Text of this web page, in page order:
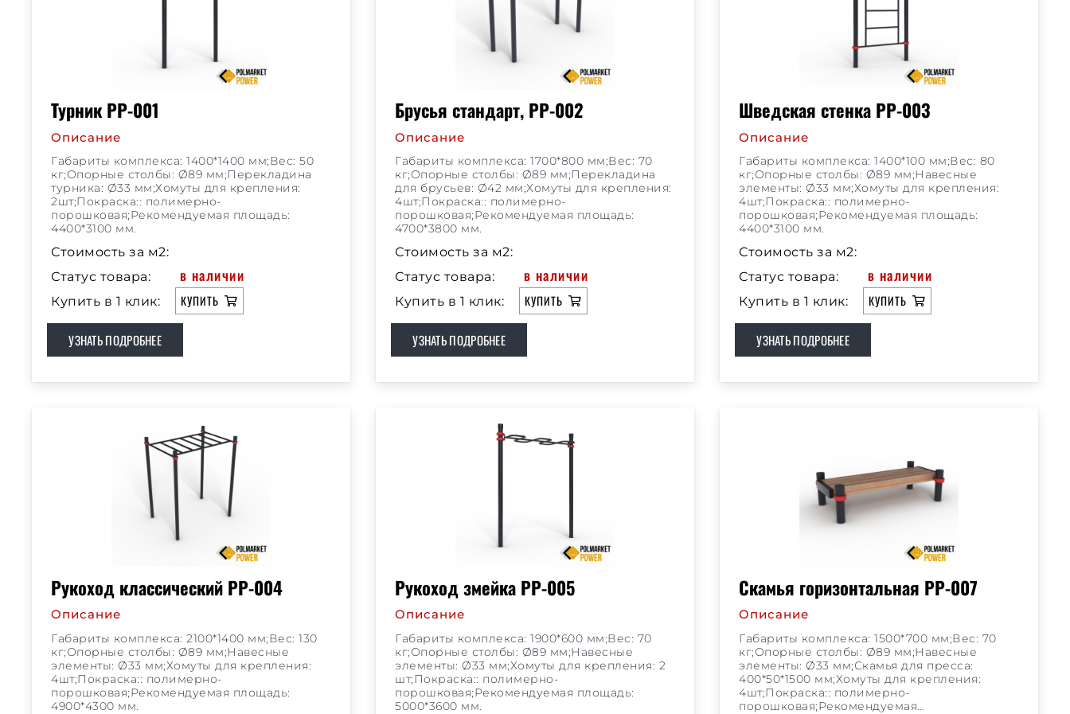
Турник РР-001
Описание
Габариты комплекса: 1400*1400 мм;Вес: 50
кг;Опорные столбы: Ø89 мм;Перекладина
турника: Ø33 мм;Хомуты для крепления:
2шт;Покраска:: полимерно-
порошковая;Рекомендуемая площадь:
4400*3100 мм.
Стоимость за м2:
Статус товара:
в наличии
Купить в 1 клик: КУПИТЬ
УЗНАТЬ ПОДРОБНЕЕ
Брусья стандарт, РР-002
Описание
Габариты комплекса: 1700*800 мм;Вес: 70
кг;Опорные столбы: Ø89 мм;Перекладина
для брусьев: Ø42 мм;Хомуты для крепления:
4шт;Покраска:: полимерно-
порошковая;Рекомендуемая площадь:
4700*3800 мм.
Стоимость за м2:
Статус товара:
в наличии
Купить в 1 клик: КУПИТЬ
УЗНАТЬ ПОДРОБНЕЕ
Шведская стенка РР-003
Описание
Габариты комплекса: 1400*100 мм;Вес: 80
кг;Опорные столбы: Ø89 мм;Навесные
элементы: Ø33 мм;Хомуты для крепления:
4шт;Покраска:: полимерно-
порошковая;Рекомендуемая площадь:
4400*3100 мм.
Стоимость за м2:
Статус товара:
в наличии
Купить в 1 клик: КУПИТЬ
УЗНАТЬ ПОДРОБНЕЕ
Рукоход классический РР-004
Описание
Габариты комплекса: 2100*1400 мм;Вес: 130
кг;Опорные столбы: Ø89 мм;Навесные
элементы: Ø33 мм;Хомуты для крепления:
4шт;Покраска:: полимерно-
порошковая;Рекомендуемая площадь:
4900*4300 мм.
Рукоход змейка РР-005
Описание
Габариты комплекса: 1900*600 мм;Вес: 70
кг;Опорные столбы: Ø89 мм;Навесные
элементы: Ø33 мм;Хомуты для крепления: 2
шт;Покраска:: полимерно-
порошковая;Рекомендуемая площадь:
5000*3600 мм.
Скамья горизонтальная РР-007
Описание
Габариты комплекса: 1500*700 мм;Вес: 70
кг;Опорные столбы: Ø89 мм;Навесные
элементы: Ø33 мм;Скамья для пресса:
400*50*1500 мм;Хомуты для крепления:
4шт;Покраска:: полимерно-
порошковая;Рекомендуемая…